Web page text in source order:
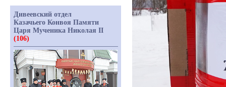
Дивеевский отдел
Казачьего Конвоя Памяти
Царя Мученика Николая II
(106)